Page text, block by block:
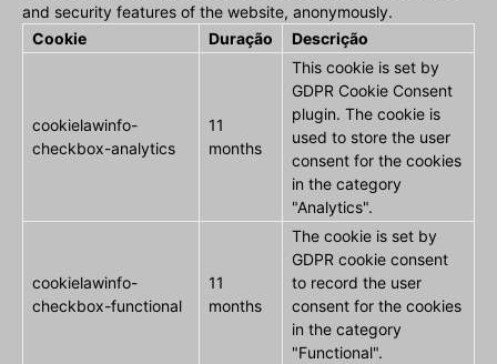
and security features of the website, anonymously.
Cookie
Duração Descrição
cookielawinfo-
checkbox-analytics
11
months
This cookie is set by
GDPR Cookie Consent
plugin. The cookie is
used to store the user
consent for the cookies
in the category
"Analytics".
cookielawinfo-
checkbox-functional
11
months
The cookie is set by
GDPR cookie consent
to record the user
consent for the cookies
in the category
"Functional".